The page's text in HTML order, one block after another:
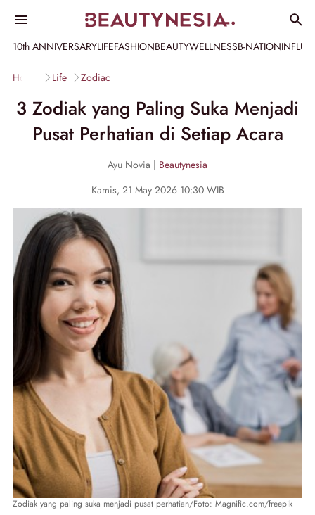
10th ANNIVERSARYLIFEFASHIONBEAUTYWELLNESSB-NATION
Home Life Zodiac
3 Zodiak yang Paling Suka Menjadi
Pusat Perhatian di Setiap Acara
Ayu Novia | Beautynesia
Kamis, 21 May 2026 10:30 WIB
Zodiak yang paling suka menjadi pusat perhatian/Foto: Magnific.com/freepik